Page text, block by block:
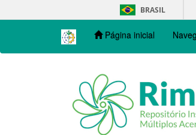
navigation
BRASIL
Página inicial